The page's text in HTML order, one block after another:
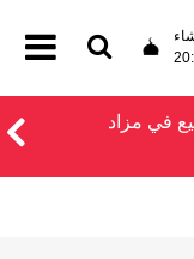
في مزاد